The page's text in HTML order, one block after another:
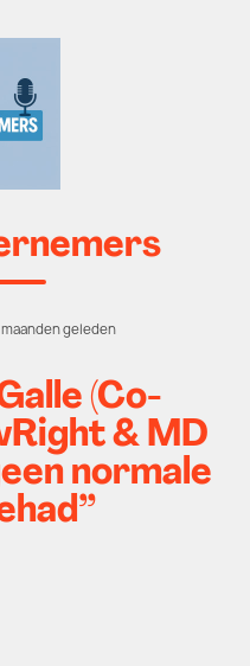
maanden geleden
(Co-
& MD
normale